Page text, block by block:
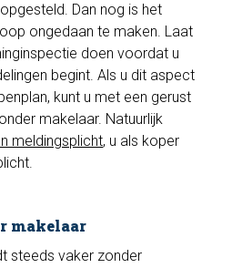
Dan nog is het
ongedaan te maken. Laat
doen voordat u
begint. Als u dit aspect
kunt u met een gerust
makelaar. Natuurlijk
meldingsplicht, u als koper
makelaar
steeds vaker zonder